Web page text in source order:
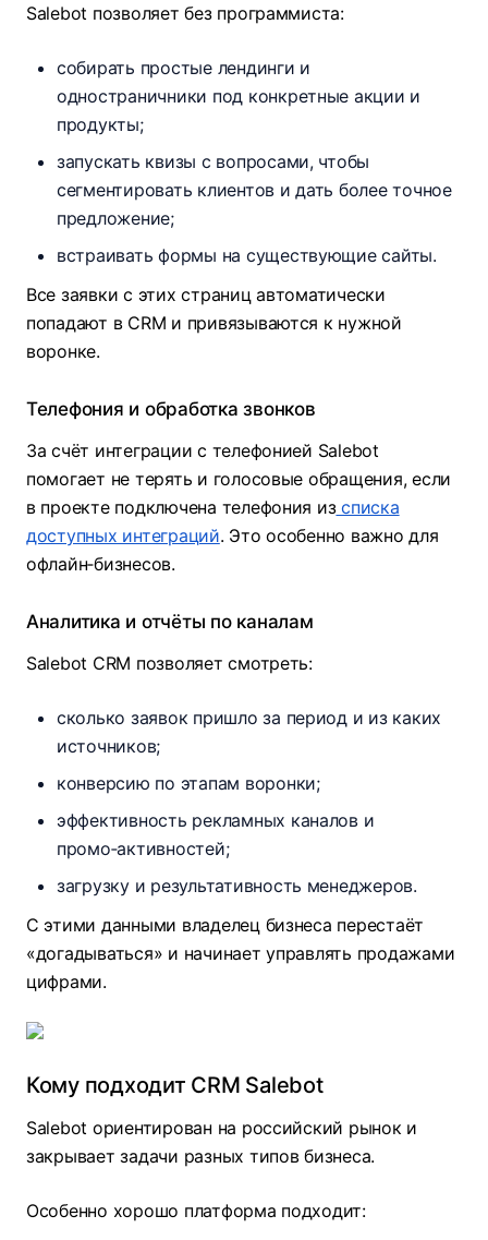
Salebot позволяет без программиста:
собирать простые лендинги и
одностраничники под конкретные акции и
продукты;​
запускать квизы с вопросами, чтобы
сегментировать клиентов и дать более точное
предложение;
встраивать формы на существующие сайты.​
Все заявки с этих страниц автоматически
попадают в CRM и привязываются к нужной
воронке.​
Телефония и обработка звонков
За счёт интеграции с телефонией Salebot
помогает не терять и голосовые обращения, если
в проекте подключена телефония изсписка
доступных интеграций. Это особенно важно для
офлайн‑бизнесов.
Аналитика и отчёты по каналам
Salebot CRM позволяет смотреть:
сколько заявок пришло за период и из каких
источников;
конверсию по этапам воронки;
эффективность рекламных каналов и
промо‑активностей;
загрузку и результативность менеджеров.
С этими данными владелец бизнеса перестаёт
«догадываться» и начинает управлять продажами
цифрами.
Кому подходит CRM Salebot
Salebot ориентирован на российский рынок и
закрывает задачи разных типов бизнеса.​
Особенно хорошо платформа подходит: